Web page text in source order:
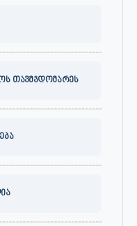
თავმჯდომარეს